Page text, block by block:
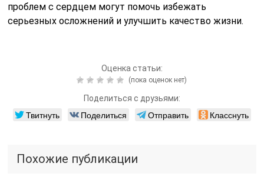
проблем с сердцем могут помочь избежать
серьезных осложнений и улучшить качество жизни.
Оценка статьи:
(пока оценок нет)
Поделиться с друзьями:
Твитнуть Поделиться Отправить Класснуть
Похожие публикации